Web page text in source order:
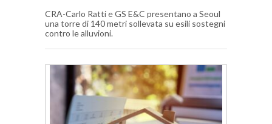
CRA-Carlo Ratti e GS E&C presentano a Seoul
una torre di 140 metri sollevata su esili sostegni
contro le alluvioni.